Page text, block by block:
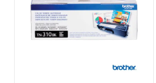
Añadir
a la
lista de
deseos